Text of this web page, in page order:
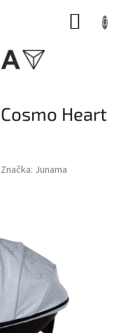
Heart
Značka: Junama